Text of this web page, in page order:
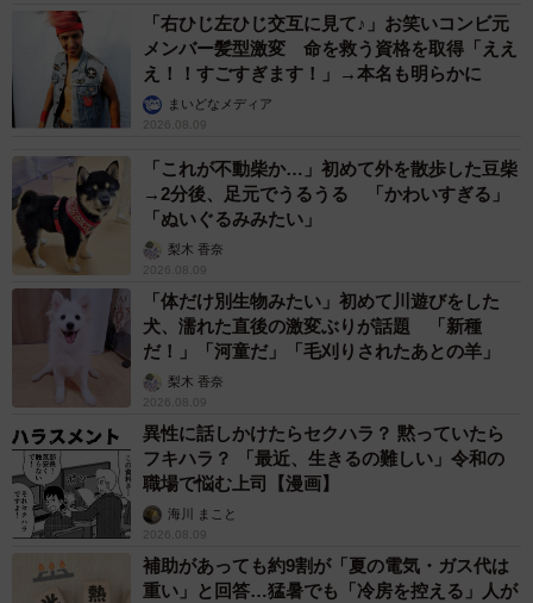
「右ひじ左ひじ交互に見て♪」お笑いコンビ元
メンバー髪型激変 命を救う資格を取得「ええ
え！！すごすぎます！」→本名も明らかに
まいどなメディア
2026.08.09
「これが不動柴か…」初めて外を散歩した豆柴
→2分後、足元でうるうる 「かわいすぎる」
「ぬいぐるみみたい」
梨木 香奈
2026.08.09
「体だけ別生物みたい」初めて川遊びをした
犬、濡れた直後の激変ぶりが話題 「新種
だ！」「河童だ」「毛刈りされたあとの羊」
梨木 香奈
2026.08.09
異性に話しかけたらセクハラ？ 黙っていたら
フキハラ？ 「最近、生きるの難しい」令和の
職場で悩む上司【漫画】
海川 まこと
2026.08.09
補助があっても約9割が「夏の電気・ガス代は
重い」と回答…猛暑でも「冷房を控える」人が